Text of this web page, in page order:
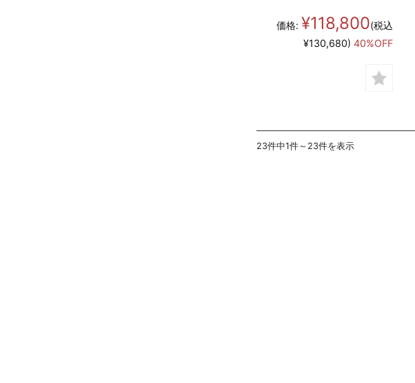
価格: ¥118,800(税込
¥130,680) 40%OFF
23件中1件～23件を表示